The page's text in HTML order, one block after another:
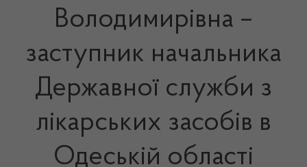
Володимирівна –
заступник начальника
Державної служби з
лікарських засобів в
Одеській області